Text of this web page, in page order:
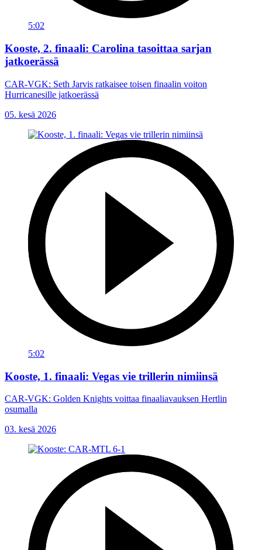
5:02
Kooste, 2. finaali: Carolina tasoittaa sarjan
jatkoerässä
CAR-VGK: Seth Jarvis ratkaisee toisen finaalin voiton
Hurricanesille jatkoerässä
05. kesä 2026
5:02
Kooste, 1. finaali: Vegas vie trillerin nimiinsä
CAR-VGK: Golden Knights voittaa finaaliavauksen Hertlin
osumalla
03. kesä 2026